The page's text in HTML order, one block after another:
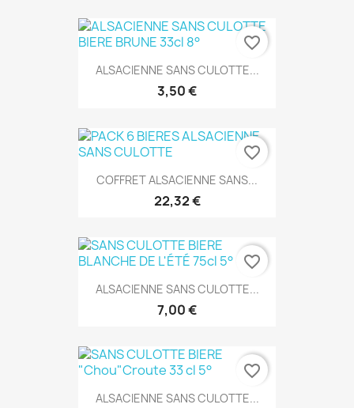
ALSACIENNE SANS CULOTTE...
3,50 €
favorite_border
COFFRET ALSACIENNE SANS...
22,32 €
favorite_border
ALSACIENNE SANS CULOTTE...
7,00 €
favorite_border
ALSACIENNE SANS CULOTTE...
favorite_border